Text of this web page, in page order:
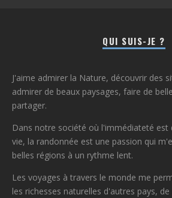
QUI SUIS-JE ?
J'aime admirer la Nature, découvrir des
admirer de beaux paysages, faire de
partager.
Dans notre société où l'immédiateté est
vie, la randonnée est une passion qui
belles régions à un rythme lent.
Les voyages à travers le monde me
les richesses naturelles d'autres pays,